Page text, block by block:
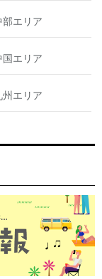
部エリア
国エリア
州エリア